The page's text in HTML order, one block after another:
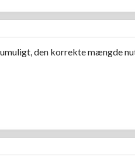
umuligt, den korrekte mængde